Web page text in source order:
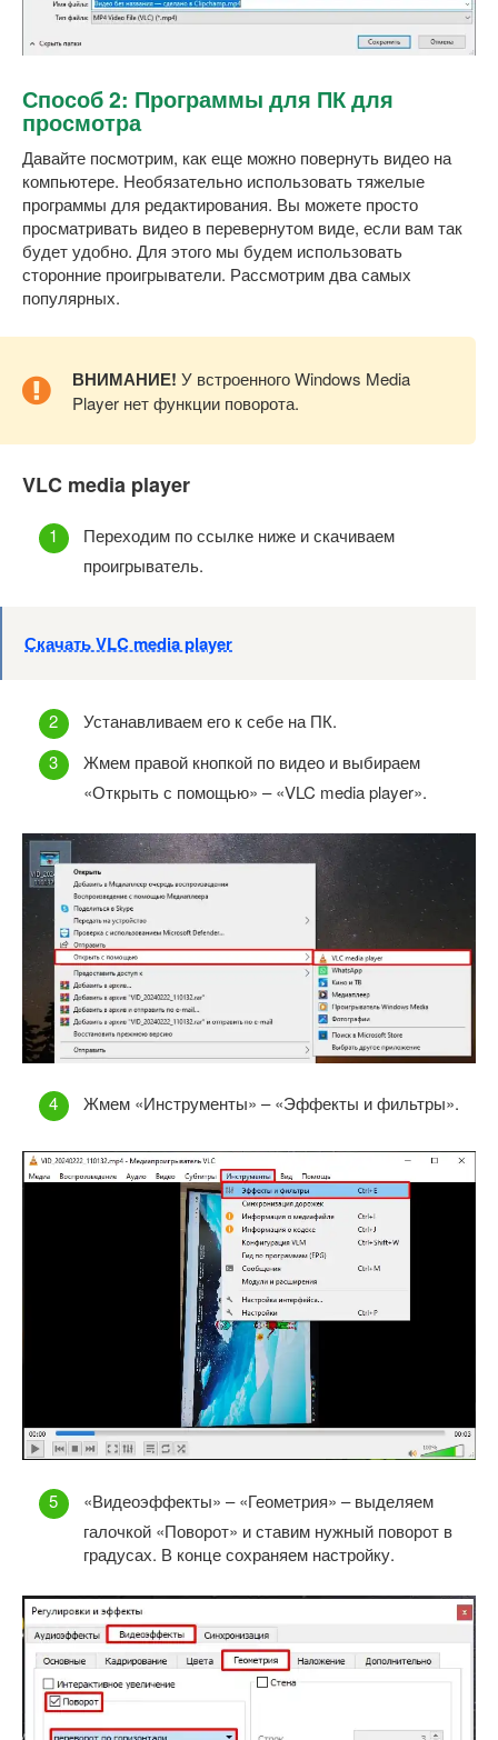
Способ 2: Программы для ПК для
просмотра
Давайте посмотрим, как еще можно повернуть видео на
компьютере. Необязательно использовать тяжелые
программы для редактирования. Вы можете просто
просматривать видео в перевернутом виде, если вам так
будет удобно. Для этого мы будем использовать
сторонние проигрыватели. Рассмотрим два самых
популярных.
ВНИМАНИЕ! У встроенного Windows Media
Player нет функции поворота.
VLC media player
Переходим по ссылке ниже и скачиваем
проигрыватель.
Скачать VLC media player
Устанавливаем его к себе на ПК.
Жмем правой кнопкой по видео и выбираем
«Открыть с помощью» – «VLC media player».
Жмем «Инструменты» – «Эффекты и фильтры».
«Видеоэффекты» – «Геометрия» – выделяем
галочкой «Поворот» и ставим нужный поворот в
градусах. В конце сохраняем настройку.